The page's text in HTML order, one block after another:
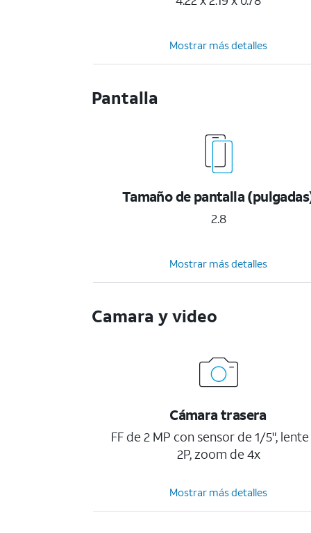
Mostrar más detalles
Pantalla
Tamaño de pantalla
2.8
Mostrar más detalles
Camara y video
Cámara trasera
FF de 2 MP con sensor de 1/5",
2P, zoom de 4x
Mostrar más detalles